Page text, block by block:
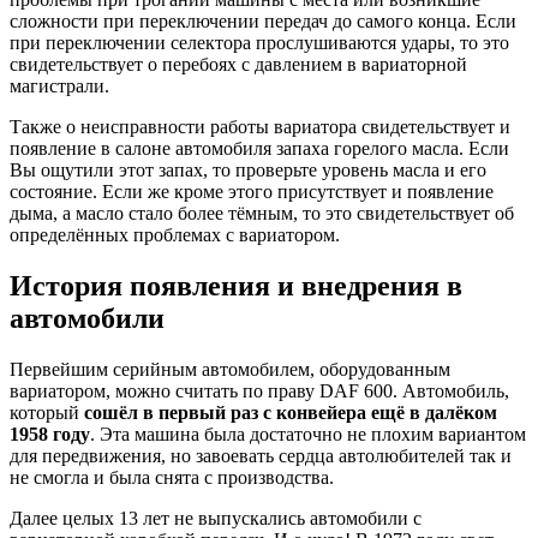
сложности при переключении передач до самого конца. Если
при переключении селектора прослушиваются удары, то это
свидетельствует о перебоях с давлением в вариаторной
магистрали.
Также о неисправности работы вариатора свидетельствует и
появление в салоне автомобиля запаха горелого масла. Если
Вы ощутили этот запах, то проверьте уровень масла и его
состояние. Если же кроме этого присутствует и появление
дыма, а масло стало более тёмным, то это свидетельствует об
определённых проблемах с вариатором.
История появления и внедрения в
автомобили
Первейшим серийным автомобилем, оборудованным
вариатором, можно считать по праву DAF 600. Автомобиль,
который сошёл в первый раз с конвейера ещё в далёком
1958 году. Эта машина была достаточно не плохим вариантом
для передвижения, но завоевать сердца автолюбителей так и
не смогла и была снята с производства.
Далее целых 13 лет не выпускались автомобили с